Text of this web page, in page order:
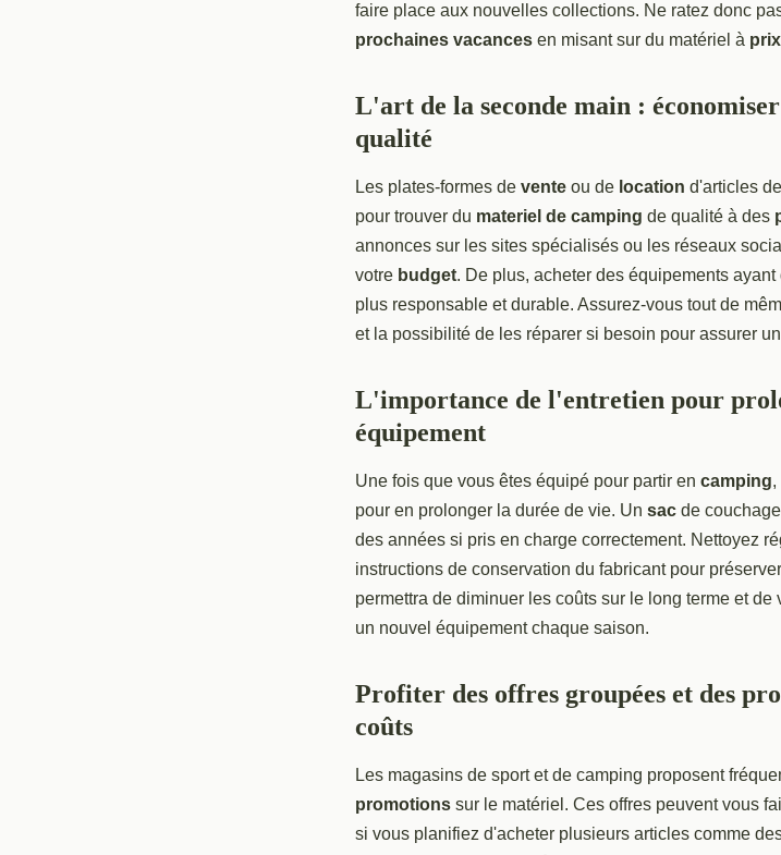
faire place aux nouvelles collections. Ne ratez donc
prochaines vacances en misant sur du matériel à
L'art de la seconde main :
qualité
Les plates-formes de vente ou de location d'articles
pour trouver du materiel de camping de qualité à des
annonces sur les sites spécialisés ou les réseaux
votre budget. De plus, acheter des équipements
plus responsable et durable. Assurez-vous tout de
et la possibilité de les réparer si besoin pour assurer un
L'importance de l'entretien pour
équipement
Une fois que vous êtes équipé pour partir en camping,
pour en prolonger la durée de vie. Un sac de
des années si pris en charge correctement. Nettoyez
instructions de conservation du fabricant pour
permettra de diminuer les coûts sur le long terme et
un nouvel équipement chaque saison.
Profiter des offres groupées et des
coûts
Les magasins de sport et de camping proposent
promotions sur le matériel. Ces offres peuvent vous
si vous planifiez d'acheter plusieurs articles comme